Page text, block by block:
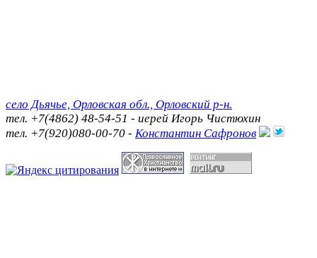
село Дьячье, Орловская обл., Орловский р-н.
тел. +7(4862) 48-54-51 - иерей Игорь Чистюхин
тел. +7(920)080-00-70 - Константин Сафронов